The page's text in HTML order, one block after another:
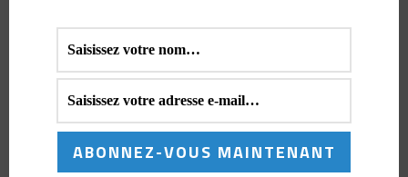
Ma Box Crochet DIY – Le
Lapin 🐇